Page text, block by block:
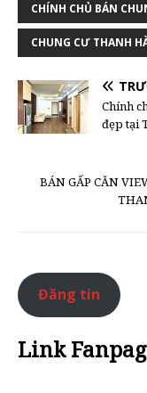
CHÍNH CHỦ BÁN
CHUNG CƯ THANH
Chính
đẹp tại
BÁN GẤP CĂN
Đăng tin
Link